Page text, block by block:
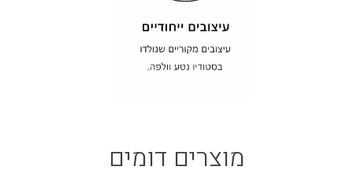
מוצרים דומים